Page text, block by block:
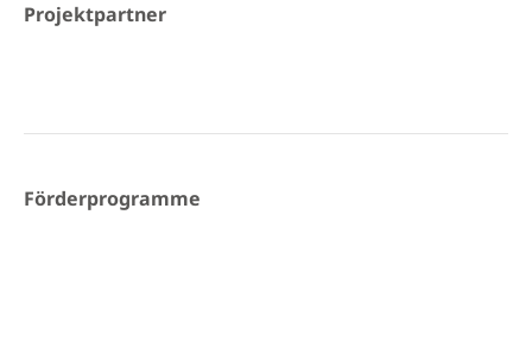
Projektpartner
Förderprogramme